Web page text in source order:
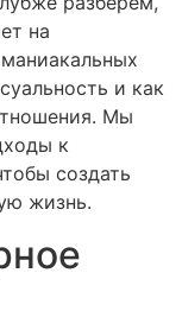
на
и как
Мы
к
создать
жизнь.